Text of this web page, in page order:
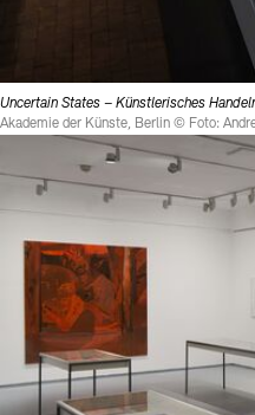
Uncertain States – Künstlerisches
Akademie der Künste, Berlin © Foto: